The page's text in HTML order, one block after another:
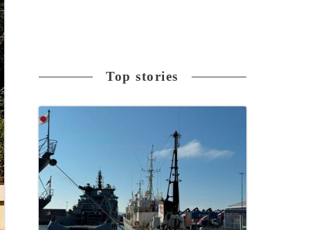
Top stories